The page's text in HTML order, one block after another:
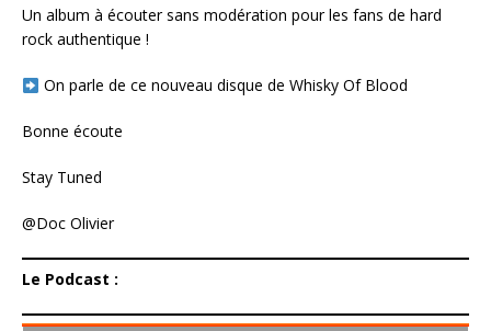
Un album à écouter sans modération pour les fans de hard
rock authentique !
On parle de ce nouveau disque de Whisky Of Blood
Bonne écoute
Stay Tuned
@Doc Olivier
Le Podcast :